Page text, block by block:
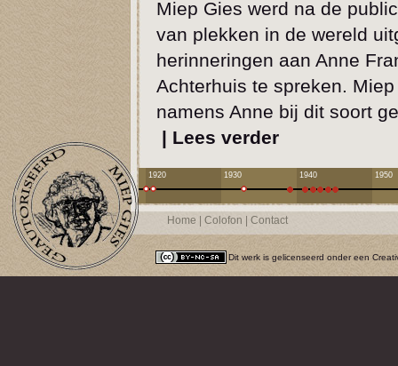
Miep Gies werd na de
van plekken in de wereld
herinneringen aan Anne
Achterhuis te spreken.
namens Anne bij dit soort
| Lees verder
1920 1930 1940 1950
Home Colofon Contact
Dit werk is gelicenseerd onder een